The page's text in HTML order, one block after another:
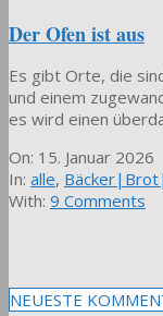
Der Ofen ist aus
Es gibt Orte, die
und einem
es wird einen
2026-
01-
15
On: 15. Januar 2026
In: alle,
With: 9 Comments
NEUESTE